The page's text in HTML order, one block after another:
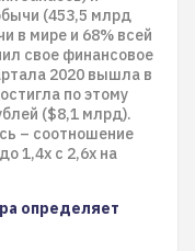
(453,5 млрд
в мире и 68% всей
свое финансовое
2020 вышла в
по этому
($8,1 млрд).
– соотношение
1,4x с 2,6x на
определяет